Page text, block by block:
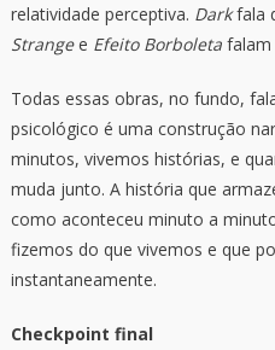
relatividade perceptiva. Darkfala
Strangee Efeito Borboleta falam
Todas essas obras, no fundo,
psicológico é uma construção
minutos, vivemos histórias, e
muda junto. A história que
como aconteceu minuto a
fizemos do que vivemos e que
instantaneamente.
Checkpoint final